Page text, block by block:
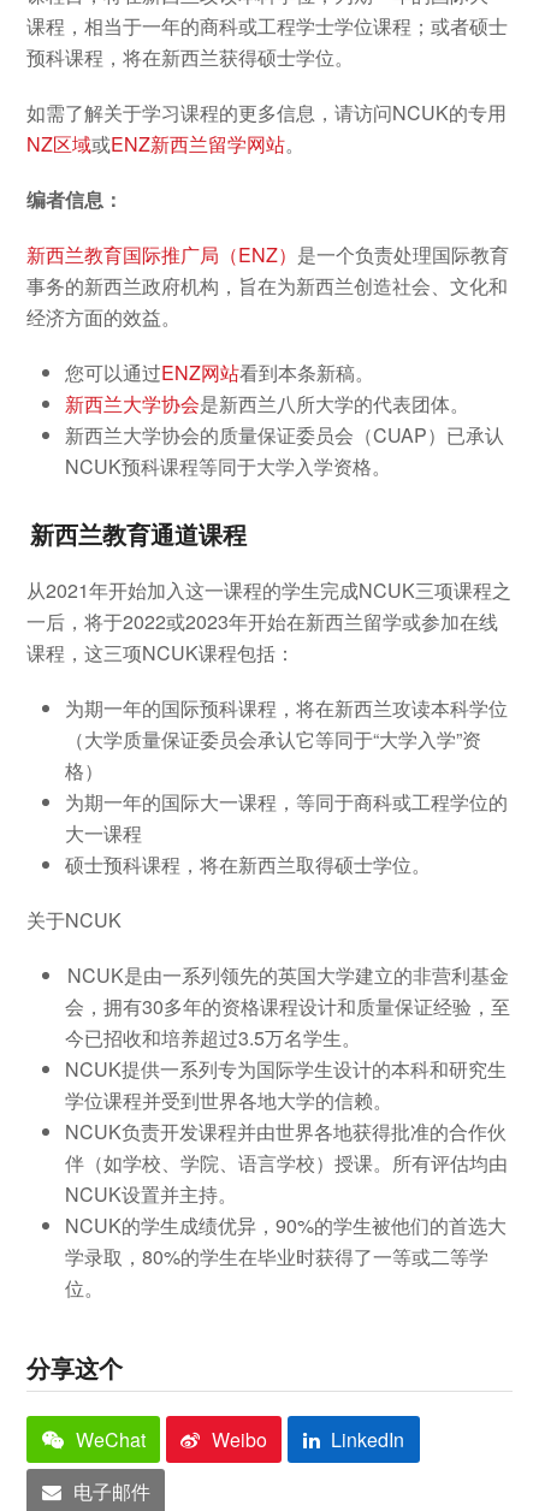
课程，相当于一年的商科或工程学士学位课程；或者硕士
预科课程，将在新西兰获得硕士学位。
如需了解关于学习课程的更多信息，请访问NCUK的专用
NZ区域或ENZ新西兰留学网站。
编者信息：
新西兰教育国际推广局（ENZ） 是一个负责处理国际教育
事务的新西兰政府机构，旨在为新西兰创造社会、文化和
经济方面的效益。
您可以通过ENZ网站看到本条新稿。
新西兰大学协会是新西兰八所大学的代表团体。
新西兰大学协会的质量保证委员会（CUAP）已承认
NCUK预科课程等同于大学入学资格。
新西兰教育通道课程
从2021年开始加入这一课程的学生完成NCUK三项课程之
一后，将于2022或2023年开始在新西兰留学或参加在线
课程，这三项NCUK课程包括：
为期一年的国际预科课程，将在新西兰攻读本科学位
（大学质量保证委员会承认它等同于“大学入学”资
格）
为期一年的国际大一课程，等同于商科或工程学位的
大一课程
硕士预科课程，将在新西兰取得硕士学位。
关于NCUK
NCUK是由一系列领先的英国大学建立的非营利基金
会，拥有30多年的资格课程设计和质量保证经验，至
今已招收和培养超过3.5万名学生。
NCUK提供一系列专为国际学生设计的本科和研究生
学位课程并受到世界各地大学的信赖。
NCUK负责开发课程并由世界各地获得批准的合作伙
伴（如学校、学院、语言学校）授课。所有评估均由
NCUK设置并主持。
NCUK的学生成绩优异，90%的学生被他们的首选大
学录取，80%的学生在毕业时获得了一等或二等学
位。
分享这个
WeChat Weibo
LinkedIn
电子邮件